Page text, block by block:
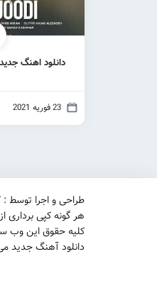
دانلود اهنگ
23 فوریه 2021
طراحی و اجرا توسط
هر گونه کپی برداری
کلیه حقوق این وب
دانلود آهنگ جدید